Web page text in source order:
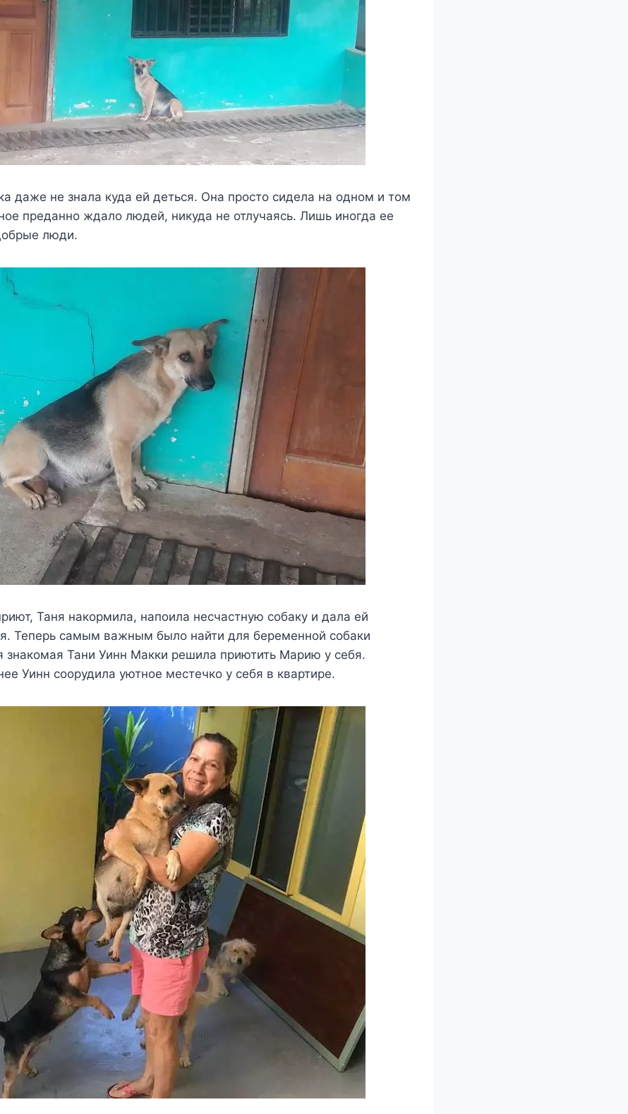
даже не знала куда ей деться. Она просто сидела на одном и том
преданно ждало людей, никуда не отлучаясь. Лишь иногда ее
люди.
Таня накормила, напоила несчастную собаку и дала ей
Теперь самым важным было найти для беременной собаки
знакомая Тани Уинн Макки решила приютить Марию у себя.
Уинн соорудила уютное местечко у себя в квартире.